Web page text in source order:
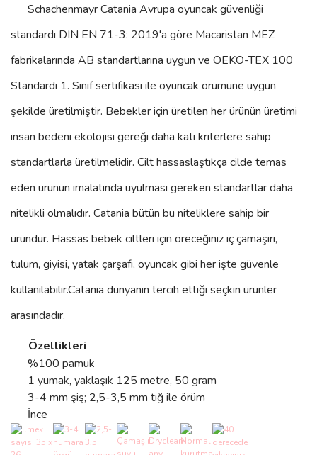
Schachenmayr Catania Avrupa oyuncak güvenliği
standardı DIN EN 71-3: 2019'a göre Macaristan MEZ
fabrikalarında AB standartlarına uygun ve OEKO-TEX 100
Standardı 1. Sınıf sertifikası ile oyuncak örümüne uygun
şekilde üretilmiştir. Bebekler için üretilen her ürünün üretimi
insan bedeni ekolojisi gereği daha katı kriterlere sahip
standartlarla üretilmelidir. Cilt hassaslaştıkça cilde temas
eden ürünün imalatında uyulması gereken standartlar daha
nitelikli olmalıdır. Catania bütün bu niteliklere sahip bir
üründür. Hassas bebek ciltleri için öreceğiniz iç çamaşırı,
tulum, giyisi, yatak çarşafı, oyuncak gibi her işte güvenle
kullanılabilir.Catania dünyanın tercih ettiği seçkin ürünler
arasındadır.
Özellikleri
%100 pamuk
1 yumak, yaklaşık 125 metre, 50 gram
3-4 mm şiş; 2,5-3,5 mm tığ ile örüm
İnce